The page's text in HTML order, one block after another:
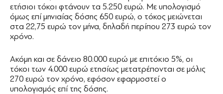
ετήσιοι τόκοι φτάνουν τα 5.250 ευρώ. Με υπολογισμό
όμως επί μηνιαίας δόσης 650 ευρώ, ο τόκος μειώνεται
στα 22,75 ευρώ τον μήνα, δηλαδή περίπου 273 ευρώ τον
χρόνο.
Ακόμη και σε δάνειο 80.000 ευρώ με επιτόκιο 5%, οι
τόκοι των 4.000 ευρώ ετησίως μετατρέπονται σε μόλις
270 ευρώ τον χρόνο, εφόσον εφαρμοστεί ο
υπολογισμός επί της δόσης.